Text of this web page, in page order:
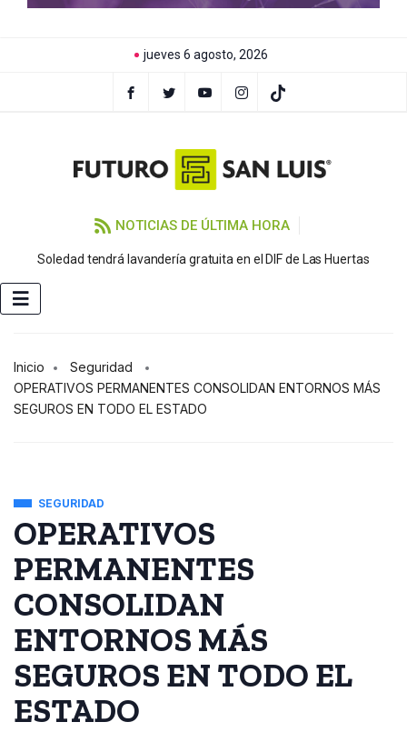
jueves 6 agosto, 2026
NOTICIAS DE ÚLTIMA HORA
Soledad tendrá lavandería gratuita en el DIF de Las Huertas
Inicio
Seguridad
OPERATIVOS PERMANENTES CONSOLIDAN ENTORNOS MÁS
SEGUROS EN TODO EL ESTADO
SEGURIDAD
OPERATIVOS
PERMANENTES
CONSOLIDAN
ENTORNOS MÁS
SEGUROS EN TODO EL
ESTADO